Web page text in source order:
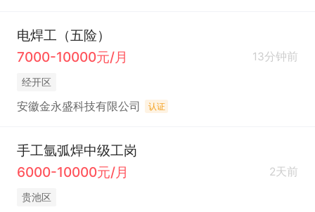
电焊工（五险）
7000-10000元/月
13分钟前
经开区
安徽金永盛科技有限公司 认证
手工氩弧焊中级工岗
6000-10000元/月
2天前
贵池区